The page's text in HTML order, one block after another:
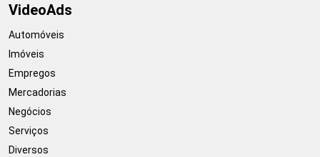
VideoAds
Automóveis
Imóveis
Empregos
Mercadorias
Negócios
Serviços
Diversos